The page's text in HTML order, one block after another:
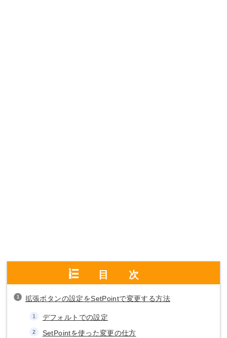
目次
拡張ボタンの設定をSetPointで変更する方法
デフォルトでの設定
SetPointを使った変更の仕方